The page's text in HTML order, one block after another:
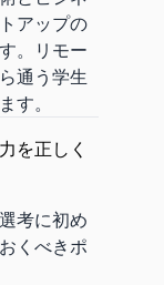
アップの
。リモー
通う学生
す。
を正しく
考に初め
くべきポ